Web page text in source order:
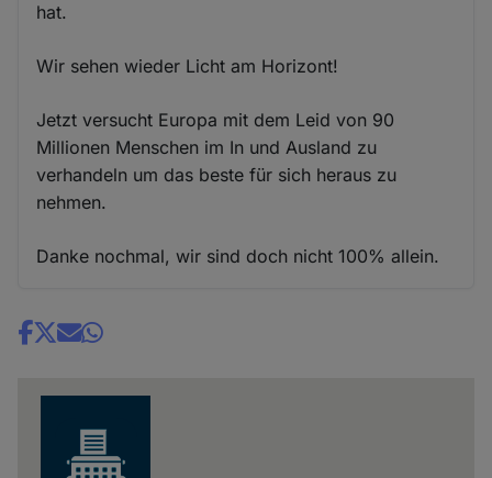
hat.
Wir sehen wieder Licht am Horizont!
Jetzt versucht Europa mit dem Leid von 90
Millionen Menschen im In und Ausland zu
verhandeln um das beste für sich heraus zu
nehmen.
Danke nochmal, wir sind doch nicht 100% allein.
Share